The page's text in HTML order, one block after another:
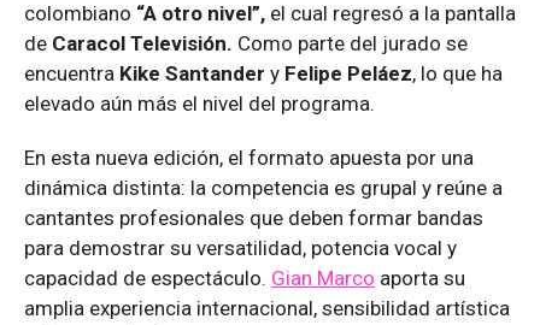
colombiano “A otro nivel”, el cual regresó a la pantalla
de Caracol Televisión. Como parte del jurado se
encuentra Kike Santander y Felipe Peláez, lo que ha
elevado aún más el nivel del programa.
En esta nueva edición, el formato apuesta por una
dinámica distinta: la competencia es grupal y reúne a
cantantes profesionales que deben formar bandas
para demostrar su versatilidad, potencia vocal y
capacidad de espectáculo. Gian Marco aporta su
amplia experiencia internacional, sensibilidad artística